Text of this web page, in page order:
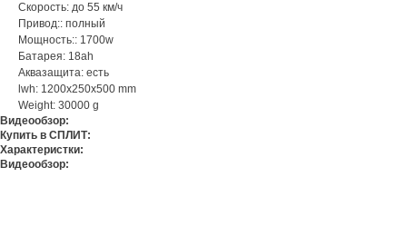
Скорость: до 55 км/ч
Привод:: полный
Мощность:: 1700w
Батарея: 18ah
Аквазащита: есть
lwh: 1200x250x500 mm
Weight: 30000 g
Видеообзор:
Купить в СПЛИТ:
Характеристки:
Видеообзор: